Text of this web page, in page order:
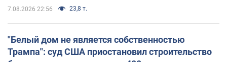
7.08.2026 22:56 23,8 т.
"Белый дом не является собственностью
Трампа": суд США приостановил строительство